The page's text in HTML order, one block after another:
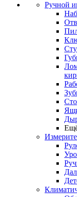
Ручной